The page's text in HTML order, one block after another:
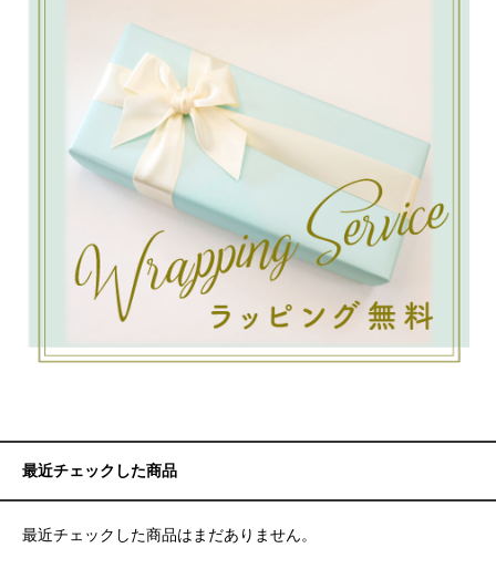
最近チェックした商品
最近チェックした商品はまだありません。